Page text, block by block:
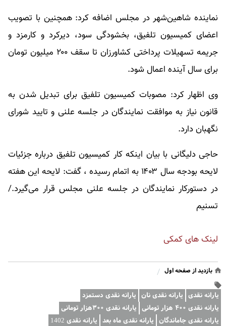
نماینده شاهین‌شهر در مجلس اضافه کرد: همچنین با تصویب
اعضای کمیسیون تلفیق، بخشودگی سود، دیرکرد و کارمزد و
جریمه تسهیلات پرداختی کشاورزان تا سقف ۲۰۰ میلیون تومان
برای سال آینده اعمال شود.
وی اظهار کرد: مصوبات کمیسیون تلفیق برای تبدیل شدن به
قانون نیاز به موافقت نمایندگان در جلسه علنی و تایید شورای
نگهبان دارد.
حاجی دلیگانی با بیان اینکه کار کمیسیون تلفیق درباره جزئیات
لایحه بودجه سال ۱۴۰۳ به اتمام رسیده ، گفت: لایحه این هفته
در دستورکار نمایندگان در جلسه علنی مجلس قرار می‌گیرد./
تسنیم
لینک های کمکی
بازدید از صفحه اول /
یارانه نقدی یارانه نقدی نان یارانه نقدی دستمزد
یارانه نقدی ۴۰۰ هزار تومانی
یارانه نقدی ۳۰۰هزار تومانی
یارانه نقدی جاماندگان یارانه نقدی ماه بعد یارانه نقدی 1402